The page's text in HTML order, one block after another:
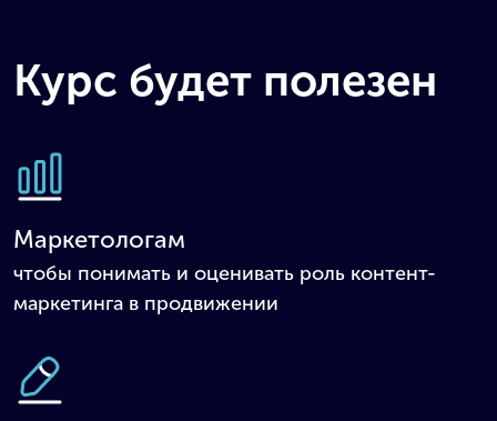
Курс будет полезен
Маркетологам
чтобы понимать и оценивать роль контент-
маркетинга в продвижении